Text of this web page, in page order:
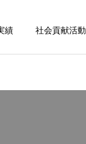
績 社会貢献活動